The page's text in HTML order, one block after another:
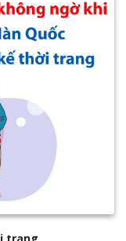
trang